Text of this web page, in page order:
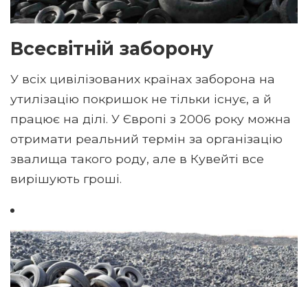
Всесвітній заборону
У всіх цивілізованих країнах заборона на
утилізацію покришок не тільки існує, а й
працює на ділі. У Європі з 2006 року можна
отримати реальний термін за організацію
звалища такого роду, але в Кувейті все
вирішують гроші.